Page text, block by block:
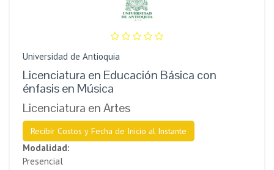
Universidad de Antioquia
Licenciatura en Educación Básica con
énfasis en Música
Licenciatura en Artes
Recibir Costos y Fecha de Inicio al Instante
Modalidad:
Presencial